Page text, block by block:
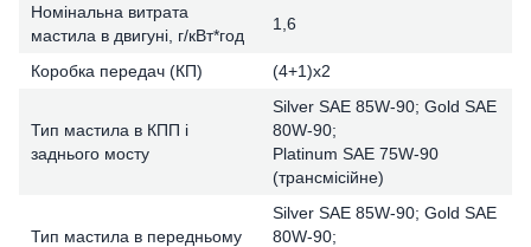
Номінальна витрата
мастила в двигуні, г/кВт*год
1,6
Коробка передач (КП) (4+1)х2
Тип мастила в КПП і
заднього мосту
Silver SAE 85W-90; Gold SAE
80W-90;
Platinum SAE 75W-90
(трансмісійне)
Тип мастила в передньому
Silver SAE 85W-90; Gold SAE
80W-90;